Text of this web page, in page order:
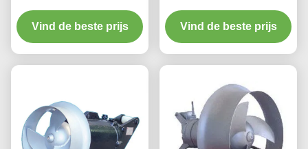
10m de Pompmateriaal
Met duikvermogen op
Gietijzerroestvrij staal
Vind de beste prijs
laag
snelheidsstroompropeller
met reducer materiaal
Vind de beste prijs